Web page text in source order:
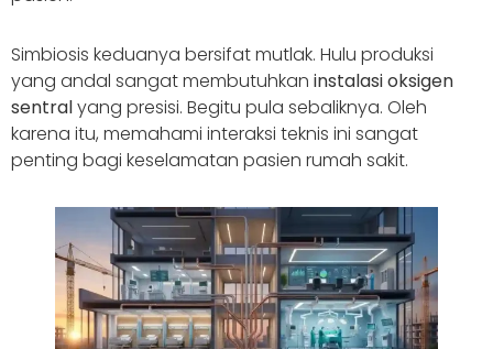
Simbiosis keduanya bersifat mutlak. Hulu produksi
yang andal sangat membutuhkan instalasi oksigen
sentralyang presisi. Begitu pula sebaliknya. Oleh
karena itu, memahami interaksi teknis ini sangat
penting bagi keselamatan pasien rumah sakit.